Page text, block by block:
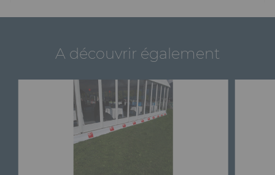
A découvrir également